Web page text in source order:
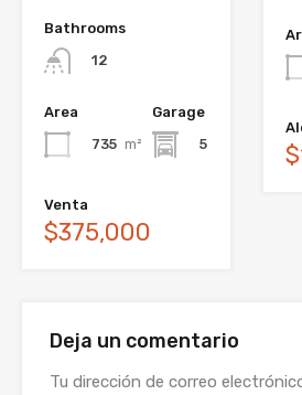
Bathrooms
12
Area
735 m²
Garage
5
Venta
$375,000
Deja un comentario
Tu dirección de correo